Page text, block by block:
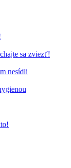
sa zviezť!
nesídli